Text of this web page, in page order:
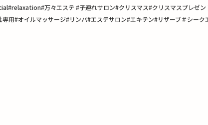
万々エステ #子連れサロン#クリスマス#クリスマスプレゼン
用#オイルマッサージ#リンパ#エステサロン#エキテン#リザーブ＃シーク